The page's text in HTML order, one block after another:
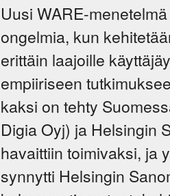
Uusi WARE-
ongelmia, kun
erittäin laajoille
empiiriseen
kaksi on tehty
Digia Oyj) ja Helsingin
havaittiin toimivaksi, ja
synnytti Helsingin